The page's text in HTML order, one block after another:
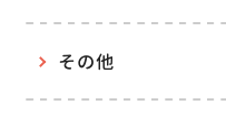
その他